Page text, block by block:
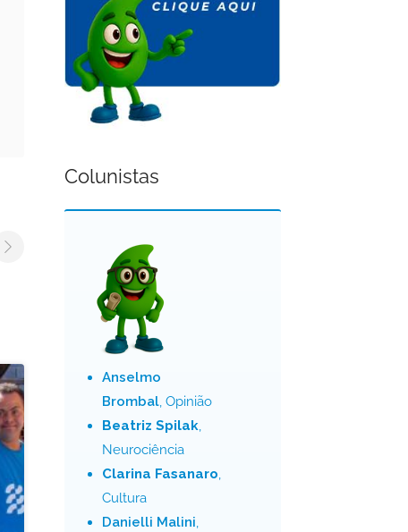
Colunistas
Anselmo
Brombal, Opinião
Beatriz Spilak,
Neurociência
Clarina Fasanaro,
Cultura
Danielli Malini,